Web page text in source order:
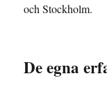
och Stockholm.
De egna